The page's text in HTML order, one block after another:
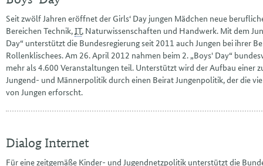
Seit zwölf Jahren eröffnet der Girls‘ Day jungen Mädchen neue
Bereichen Technik,IT, Naturwissenschaften und Handwerk. Mit dem
Day“ unterstützt die Bundesregierung seit 2011 auch Jungen bei ihrer
Rollenklischees. Am 26. April 2012 nahmen beim 2. „Boys' Day“
mehr als 4.600 Veranstaltungen teil. Unterstützt wird der Aufbau einer
Jungend- und Männerpolitik durch einen Beirat Jungenpolitik, der die
von Jungen erforscht.
Dialog Internet
Für eine zeitgemäße Kinder- und Jugendnetzpolitik unterstützt die